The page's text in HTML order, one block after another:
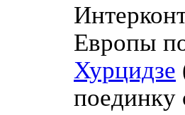
Европы
Хурцидзе